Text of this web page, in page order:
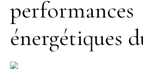
performances
énergétiques